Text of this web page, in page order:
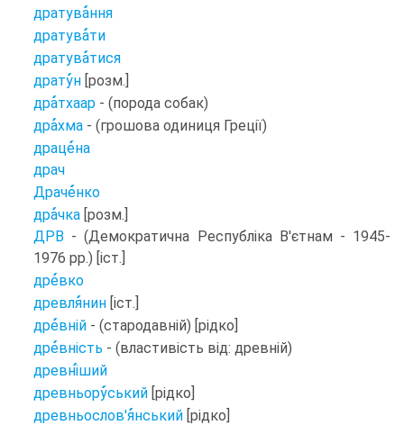
дратування
дратувати
дратуватися
дратун [розм.]
дратхаар - (порода собак)
драхма - (грошова одиниця Греції)
драцена
драч
Драченко
драчка [розм.]
ДРВ - (Демократична Республіка В'єтнам - 1945-
1976 рр.) [іст.]
древко
древлянин [іст.]
древній - (стародавній) [рідко]
древність - (властивість від: древній)
древніший
древньоруський [рідко]
древньослов'янський [рідко]